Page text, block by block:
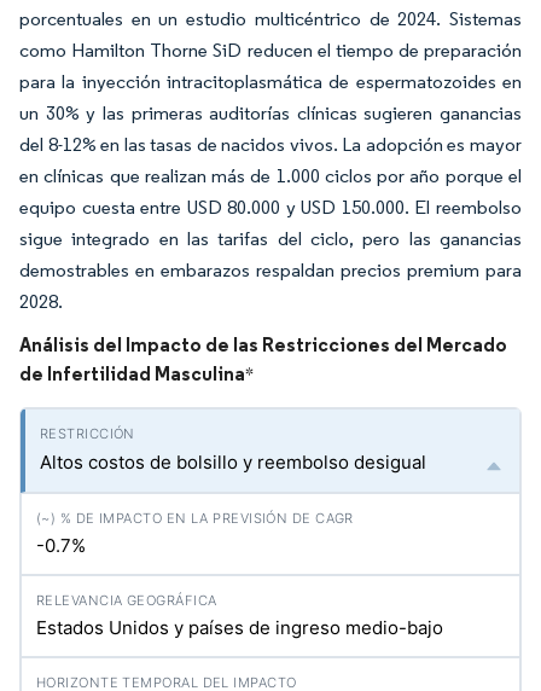
porcentuales en un estudio multicéntrico de 2024. Sistemas
como Hamilton Thorne SiD reducen el tiempo de preparación
para la inyección intracitoplasmática de espermatozoides en
un 30% y las primeras auditorías clínicas sugieren ganancias
del 8-12% en las tasas de nacidos vivos. La adopción es mayor
en clínicas que realizan más de 1.000 ciclos por año porque el
equipo cuesta entre USD 80.000 y USD 150.000. El reembolso
sigue integrado en las tarifas del ciclo, pero las ganancias
demostrables en embarazos respaldan precios premium para
2028.
Análisis del Impacto de las Restricciones del Mercado
de Infertilidad Masculina*
Altos costos de bolsillo y reembolso desigual
-0.7%
Estados Unidos y países de ingreso medio-bajo